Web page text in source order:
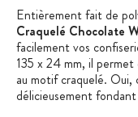
Entièrement fait de
Craquelé Chocolate
facilement vos
135 x 24 mm, il
au motif craquelé.
délicieusement